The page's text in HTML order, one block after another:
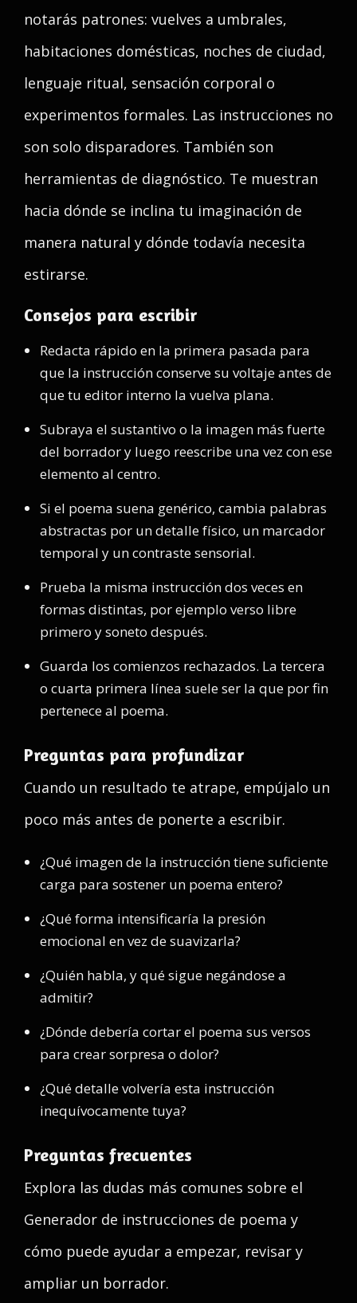
notarás patrones: vuelves a umbrales,
habitaciones domésticas, noches de ciudad,
lenguaje ritual, sensación corporal o
experimentos formales. Las instrucciones no
son solo disparadores. También son
herramientas de diagnóstico. Te muestran
hacia dónde se inclina tu imaginación de
manera natural y dónde todavía necesita
estirarse.
Consejos para escribir
Redacta rápido en la primera pasada para
que la instrucción conserve su voltaje antes de
que tu editor interno la vuelva plana.
Subraya el sustantivo o la imagen más fuerte
del borrador y luego reescribe una vez con ese
elemento al centro.
Si el poema suena genérico, cambia palabras
abstractas por un detalle físico, un marcador
temporal y un contraste sensorial.
Prueba la misma instrucción dos veces en
formas distintas, por ejemplo verso libre
primero y soneto después.
Guarda los comienzos rechazados. La tercera
o cuarta primera línea suele ser la que por fin
pertenece al poema.
Preguntas para profundizar
Cuando un resultado te atrape, empújalo un
poco más antes de ponerte a escribir.
¿Qué imagen de la instrucción tiene suficiente
carga para sostener un poema entero?
¿Qué forma intensificaría la presión
emocional en vez de suavizarla?
¿Quién habla, y qué sigue negándose a
admitir?
¿Dónde debería cortar el poema sus versos
para crear sorpresa o dolor?
¿Qué detalle volvería esta instrucción
inequívocamente tuya?
Preguntas frecuentes
Explora las dudas más comunes sobre el
Generador de instrucciones de poema y
cómo puede ayudar a empezar, revisar y
ampliar un borrador.